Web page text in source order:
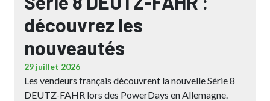
découvrez les
nouveautés
29 juillet 2026
Les vendeurs français découvrent la nouvelle Série 8
DEUTZ-FAHR lors des PowerDays en Allemagne.